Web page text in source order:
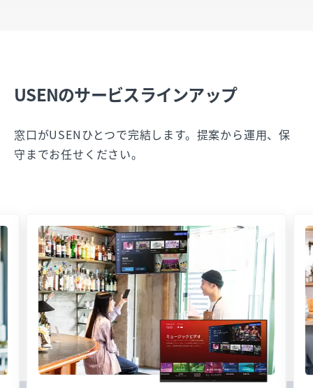
USENのサービスラインアップ
窓口がUSENひとつで完結します。提案から運用、保
守までお任せください。